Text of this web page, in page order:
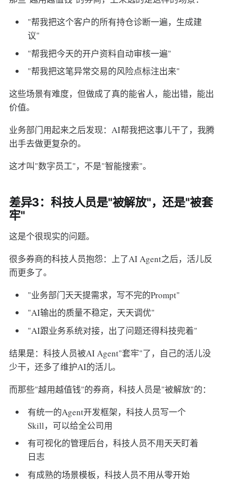
"帮我把这个客户的所有持仓诊断一遍，生成建
议"
"帮我把今天的开户资料自动审核一遍"
"帮我把这笔异常交易的风险点标注出来"
这些场景有难度，但做成了真的能省人，能出错，能出
价值。
业务部门用起来之后发现：AI帮我把这事儿干了，我腾
出手去做更复杂的。
这才叫"数字员工"，不是"智能搜索"。
差异3：科技人员是"被解放"，还是"被套
牢"
这是个很现实的问题。
很多券商的科技人员抱怨：上了AI Agent之后，活儿反
而更多了。
"业务部门天天提需求，写不完的Prompt"
"AI输出的质量不稳定，天天调优"
"AI跟业务系统对接，出了问题还得科技兜着"
结果是：科技人员被AI Agent"套牢"了，自己的活儿没
少干，还多了维护AI的活儿。
而那些"越用越值钱"的券商，科技人员是"被解放"的：
有统一的Agent开发框架，科技人员写一个
Skill，可以给全公司用
有可视化的管理后台，科技人员不用天天盯着
日志
有成熟的场景模板，科技人员不用从零开始